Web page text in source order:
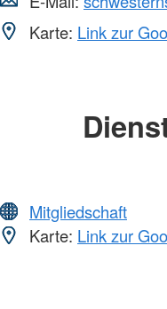
Karte: Link zur
Mitgliedschaft
Karte: Link zur